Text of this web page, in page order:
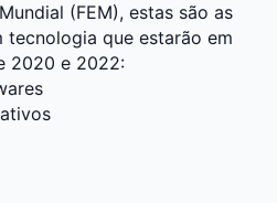
(FEM), estas são as
tecnologia que estarão em
2020 e 2022: